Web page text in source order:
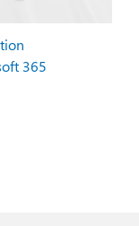
365